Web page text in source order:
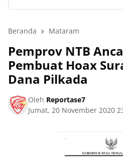
Beranda Mataram
Pemprov NTB
Pembuat Hoax
Dana Pilkada
Oleh Reportase7
Jumat, 20 November 2020